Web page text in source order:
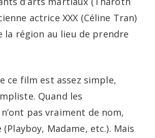
actrice XXX (Céline Tran)
la région au lieu de prendre
ce film est assez simple,
Quand les
pas vraiment de nom,
(Playboy, Madame, etc.). Mais